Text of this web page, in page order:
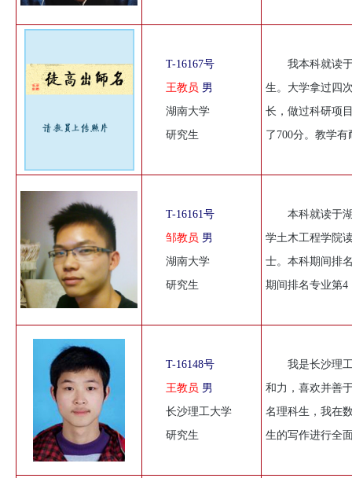
T-16167号
王教员 男
湖南大学
研究生
我本科就读
生。大学拿过四
长，做过科研项
了700分。教学有
T-16161号
邹教员 男
湖南大学
研究生
本科就读于
学土木工程学院
士。本科期间排
期间排名专业第4
T-16148号
王教员 男
长沙理工大学
研究生
我是长沙理
和力，喜欢并善
名理科生，我在
生的写作进行全